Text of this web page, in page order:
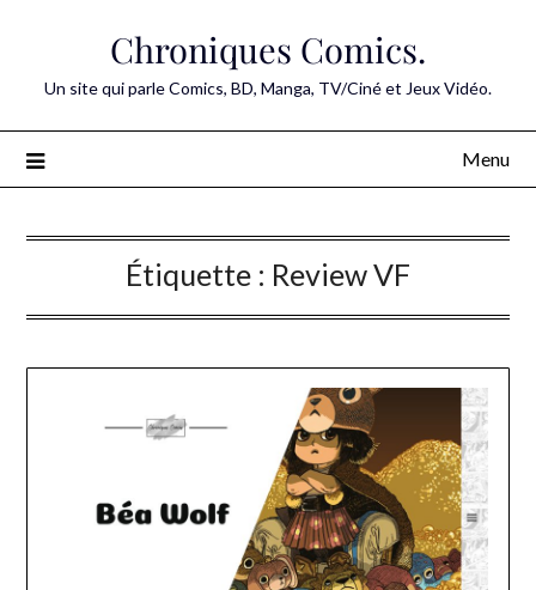
Chroniques Comics.
Un site qui parle Comics, BD, Manga, TV/Ciné et Jeux Vidéo.
Menu
Étiquette : Review VF